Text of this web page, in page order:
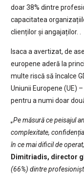
doar 38% dintre
capacitatea
clienților și angajaților. .
Isaca a avertizat, de
europene aderă la
multe riscă să încalce
Uniunii Europene (UE)
pentru a numi doar
„Pe măsură ce peisajul
complexitate,
în ce mai dificil de
Dimitriadis, director
(66%) dintre